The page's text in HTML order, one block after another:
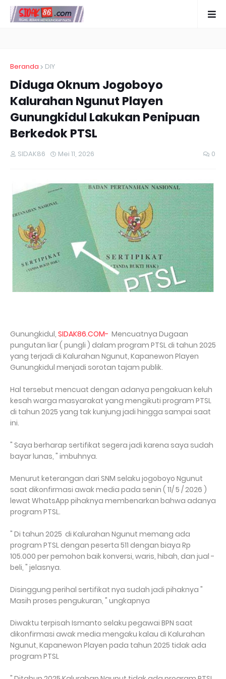
Beranda DIY
Diduga Oknum Jogoboyo
Kalurahan Ngunut Playen
Gunungkidul Lakukan Penipuan
Berkedok PTSL
SIDAK86 Mei 11, 2026 0
Gunungkidul, SIDAK86.COM- Mencuatnya Dugaan
pungutan liar ( pungli ) dalam program PTSL di tahun 2025
yang terjadi di Kalurahan Ngunut, Kapanewon Playen
Gunungkidul menjadi sorotan tajam publik.
Hal tersebut mencuat dengan adanya pengakuan keluh
kesah warga masyarakat yang mengikuti program PTSL
di tahun 2025 yang tak kunjung jadi hingga sampai saat
ini.
" Saya berharap sertifikat segera jadi karena saya sudah
bayar lunas, " imbuhnya.
Menurut keterangan dari SNM selaku jogoboyo Ngunut
saat dikonfirmasi awak media pada senin ( 11/ 5 / 2026 )
lewat WhatsApp pihaknya membenarkan bahwa adanya
program PTSL.
" Di tahun 2025 di Kalurahan Ngunut memang ada
program PTSL dengan peserta 511 dengan biaya Rp
105.000 per pemohon baik konversi, waris, hibah, dan jual -
beli, " jelasnya.
Disinggung perihal sertifikat nya sudah jadi pihaknya "
Masih proses pengukuran, " ungkapnya
Diwaktu terpisah Ismanto selaku pegawai BPN saat
dikonfirmasi awak media mengaku kalau di Kalurahan
Ngunut, Kapanewon Playen pada tahun 2025 tidak ada
program PTSL